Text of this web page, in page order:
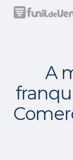
Skip
A